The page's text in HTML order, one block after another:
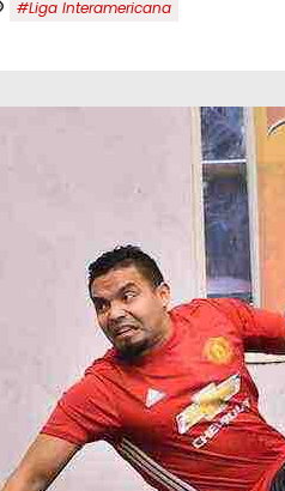
#Liga Interamericana